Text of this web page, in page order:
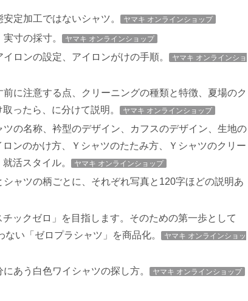
定加工ではないシャツ。 ヤマキ オンラインショップ
実寸の採寸。 ヤマキ オンラインショップ
ロンの設定、アイロンがけの手順。 ヤマキ オンラインショ
に注意する点、クリーニングの種類と特徴、夏場のク
ったら、に分けて説明。 ヤマキ オンラインショップ
の名称、衿型のデザイン、カフスのデザイン、生地の
ンのかけ方、Ｙシャツのたたみ方、Ｙシャツのクリー
活スタイル。 ヤマキ オンラインショップ
シャツの柄ごとに、それぞれ写真と120字ほどの説明あ
ックゼロ」を目指します。そのための第一歩として
ない「ゼロプラシャツ」を商品化。 ヤマキ オンラインショッ
にあう白色ワイシャツの探し方。 ヤマキ オンラインショップ